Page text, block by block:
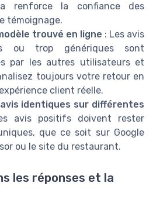
renforce la confiance des
témoignage.
trouvé en ligne : Les avis
ou trop génériques sont
par les autres utilisateurs et
toujours votre retour en
client réelle.
identiques sur différentes
avis positifs doivent rester
que ce soit sur Google
ou le site du restaurant.
les réponses et la